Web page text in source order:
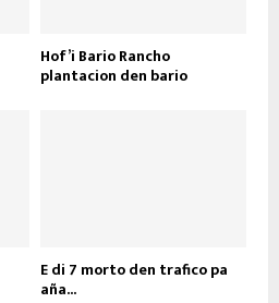
Hof’i Bario Rancho
plantacion den bario
E di 7 morto den trafico pa
aña...